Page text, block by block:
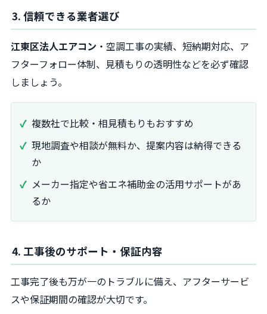
3. 信頼できる業者選び
江東区法人エアコン ・空調工事の実績、短納期対応、ア
フターフォロー体制、見積もりの透明性などを必ず確認
しましょう。
複数社で比較・相見積もりもおすすめ
現地調査や相談が無料か、提案内容は納得できる
か
メーカー指定や省エネ補助金の活用サポートがあ
るか
4. 工事後のサポート・保証内容
工事完了後も万が一のトラブルに備え、アフターサービ
スや保証期間の確認が大切です。